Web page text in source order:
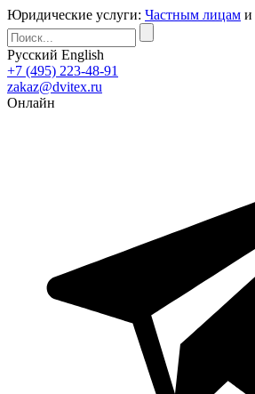
Юридические услуги: Частным лицам и
Русский English
+7 (495) 223-48-91
zakaz@dvitex.ru
Онлайн